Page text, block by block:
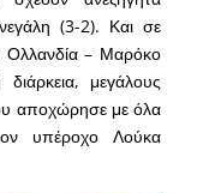
(3-2). Και σε
Ολλανδία – Μαρόκο
μεγάλους
αποχώρησε με όλα
υπέροχο Λούκα